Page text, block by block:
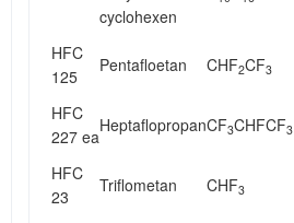
cyclohexen
HFC
125
Pentafloetan CHF2CF3
HFC
227 ea
HeptaflopropanCF3CHFCF3
HFC
23
Triflometan CHF3